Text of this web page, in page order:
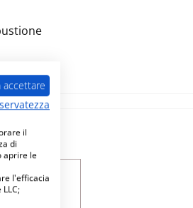
accettare
il
di
aprire le
l'efficacia